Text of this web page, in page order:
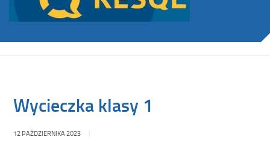
Wycieczka klasy 1
12 PAŹDZIERNIKA 2023